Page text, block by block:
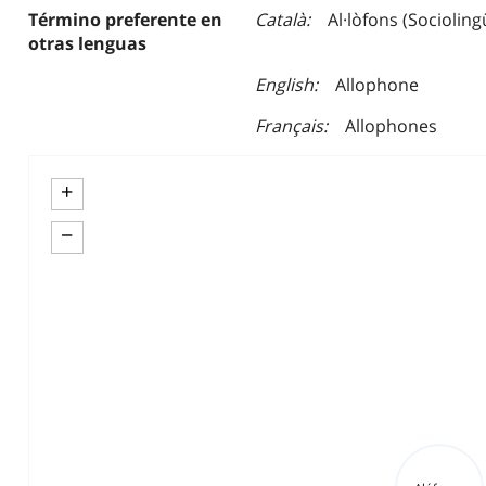
Término preferente en
otras lenguas
Català Al·lòfons
English
Allophone
Français
Allophones
+
−